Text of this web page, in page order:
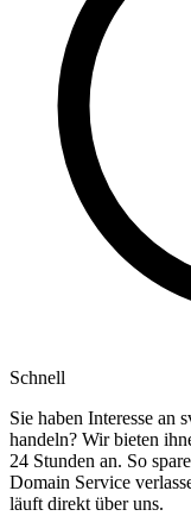
Schnell
Sie haben Interesse an
handeln? Wir bieten
24 Stunden an. So
Domain Service
läuft direkt über uns.